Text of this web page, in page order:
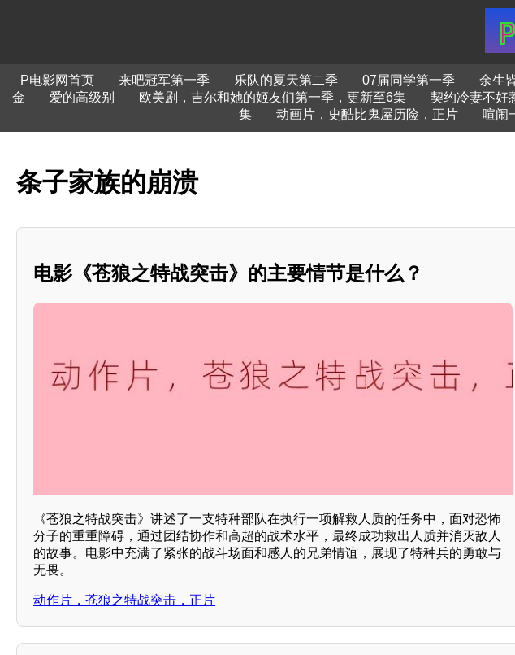
P电影网首页 来吧冠军第一季 乐队的夏天第二季 07届同学第一季 余生
金
爱的高级别 欧美剧，吉尔和她的姬友们第一季，更新至6集 契约冷妻不好
集
动画片，史酷比鬼屋历险，正片 喧闹
条子家族的崩溃
电影《苍狼之特战突击》的主要情节是什么？
《苍狼之特战突击》讲述了一支特种部队在执行一项解救人质的任务中，面对恐怖
分子的重重障碍，通过团结协作和高超的战术水平，最终成功救出人质并消灭敌人
的故事。电影中充满了紧张的战斗场面和感人的兄弟情谊，展现了特种兵的勇敢与
无畏。
动作片，苍狼之特战突击，正片